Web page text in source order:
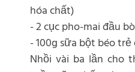
hóa chất)
- 2 cục pho-mai đầu
- 100g sữa bột béo
Nhồi vài ba lần cho